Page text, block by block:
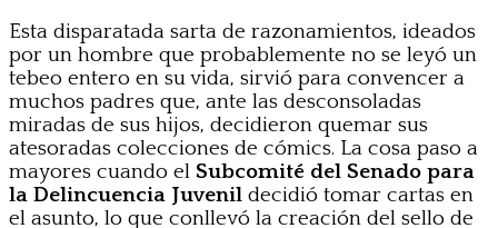
Esta disparatada sarta de razonamientos, ideados
por un hombre que probablemente no se leyó un
tebeo entero en su vida, sirvió para convencer a
muchos padres que, ante las desconsoladas
miradas de sus hijos, decidieron quemar sus
atesoradas colecciones de cómics. La cosa paso a
mayores cuando el Subcomité del Senado para
la Delincuencia Juvenil decidió tomar cartas en
el asunto, lo que conllevó la creación del sello de